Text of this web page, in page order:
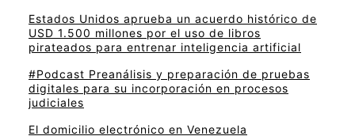
Estados Unidos aprueba un acuerdo histórico de
USD 1.500 millones por el uso de libros
pirateados para entrenar inteligencia artificial
#Podcast Preanálisis y preparación de pruebas
digitales para su incorporación en procesos
judiciales
El domicilio electrónico en Venezuela